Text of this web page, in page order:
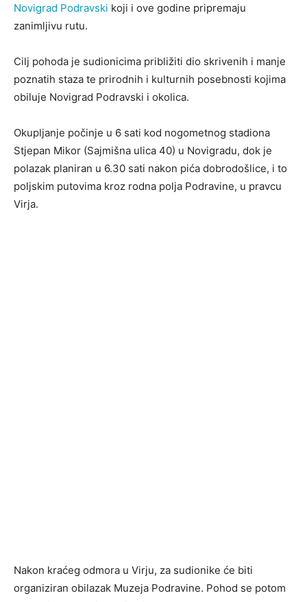
Novigrad Podravski koji i ove godine pripremaju
zanimljivu rutu.
Cilj pohoda je sudionicima približiti dio skrivenih i manje
poznatih staza te prirodnih i kulturnih posebnosti kojima
obiluje Novigrad Podravski i okolica.
Okupljanje počinje u 6 sati kod nogometnog stadiona
Stjepan Mikor (Sajmišna ulica 40) u Novigradu, dok je
polazak planiran u 6.30 sati nakon pića dobrodošlice, i to
poljskim putovima kroz rodna polja Podravine, u pravcu
Virja.
Nakon kraćeg odmora u Virju, za sudionike će biti
organiziran obilazak Muzeja Podravine. Pohod se potom